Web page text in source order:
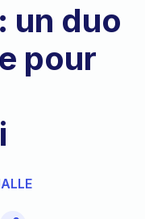
un duo
pour